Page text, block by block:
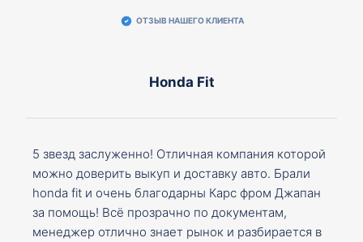
ОТЗЫВ НАШЕГО КЛИЕНТА
Honda Fit
5 звезд заслуженно! Отличная компания которой
можно доверить выкуп и доставку авто. Брали
honda fit и очень благодарны Карс фром Джапан
за помощь! Всё прозрачно по документам,
менеджер отлично знает рынок и разбирается в